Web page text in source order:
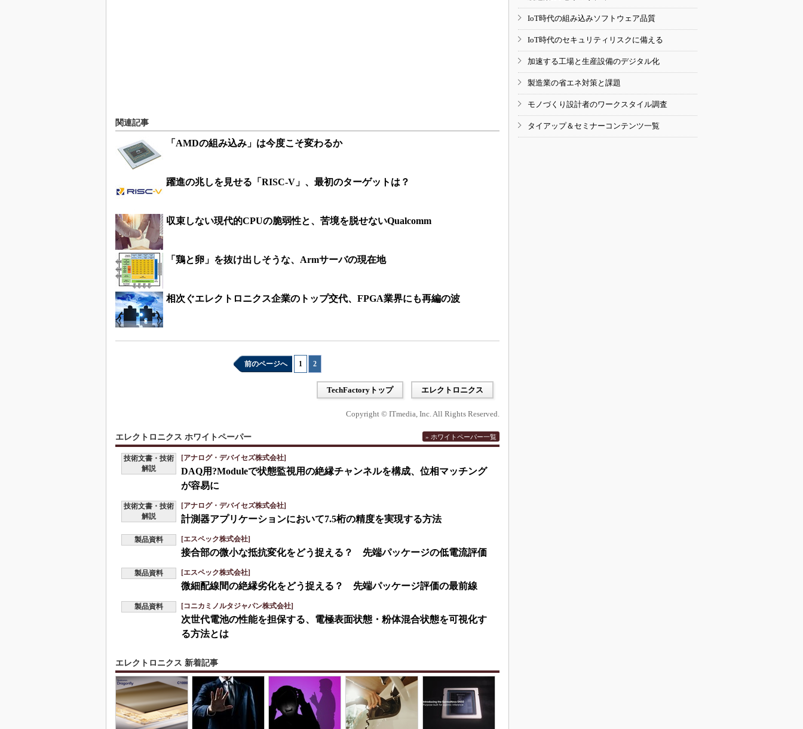
関連記事
「AMDの組み込み」は今度こそ変わるか
躍進の兆しを見せる「RISC-V」、最初のターゲットは？
収束しない現代的CPUの脆弱性と、苦境を脱せないQualcomm
「鶏と卵」を抜け出しそうな、Armサーバの現在地
相次ぐエレクトロニクス企業のトップ交代、FPGA業界にも再編の波
前のページへ 1 2
TechFactoryトップ エレクトロニクス
Copyright © ITmedia, Inc. All Rights Reserved.
エレクトロニクス ホワイトペーパー » ホワイトペーパー一覧
技術文書・技術
解説
[アナログ・デバイセズ株式会社]
DAQ用?Moduleで状態監視用の絶縁チャンネルを構成、位相マッチング
が容易に
技術文書・技術
解説
[アナログ・デバイセズ株式会社]
計測器アプリケーションにおいて7.5桁の精度を実現する方法
製品資料 [エスペック株式会社]
接合部の微小な抵抗変化をどう捉える？ 先端パッケージの低電流評価
製品資料 [エスペック株式会社]
微細配線間の絶縁劣化をどう捉える？ 先端パッケージ評価の最前線
製品資料 [コニカミノルタジャパン株式会社]
次世代電池の性能を担保する、電極表面状態・粉体混合状態を可視化す
る方法とは
エレクトロニクス 新着記事
IoT時代の組み込みソフトウェア品質
IoT時代のセキュリティリスクに備える
加速する工場と生産設備のデジタル化
製造業の省エネ対策と課題
モノづくり設計者のワークスタイル調査
タイアップ＆セミナーコンテンツ一覧